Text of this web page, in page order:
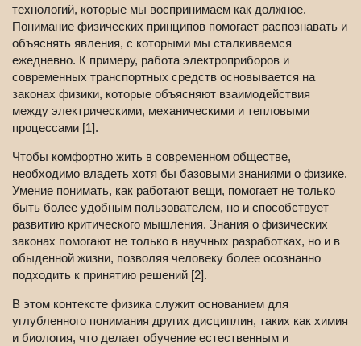
технологий, которые мы воспринимаем как должное.
Понимание физических принципов помогает распознавать и
объяснять явления, с которыми мы сталкиваемся
ежедневно. К примеру, работа электроприборов и
современных транспортных средств основывается на
законах физики, которые объясняют взаимодействия
между электрическими, механическими и тепловыми
процессами [1].
Чтобы комфортно жить в современном обществе,
необходимо владеть хотя бы базовыми знаниями о физике.
Умение понимать, как работают вещи, помогает не только
быть более удобным пользователем, но и способствует
развитию критического мышления. Знания о физических
законах помогают не только в научных разработках, но и в
обыденной жизни, позволяя человеку более осознанно
подходить к принятию решений [2].
В этом контексте физика служит основанием для
углубленного понимания других дисциплин, таких как химия
и биология, что делает обучение естественным и